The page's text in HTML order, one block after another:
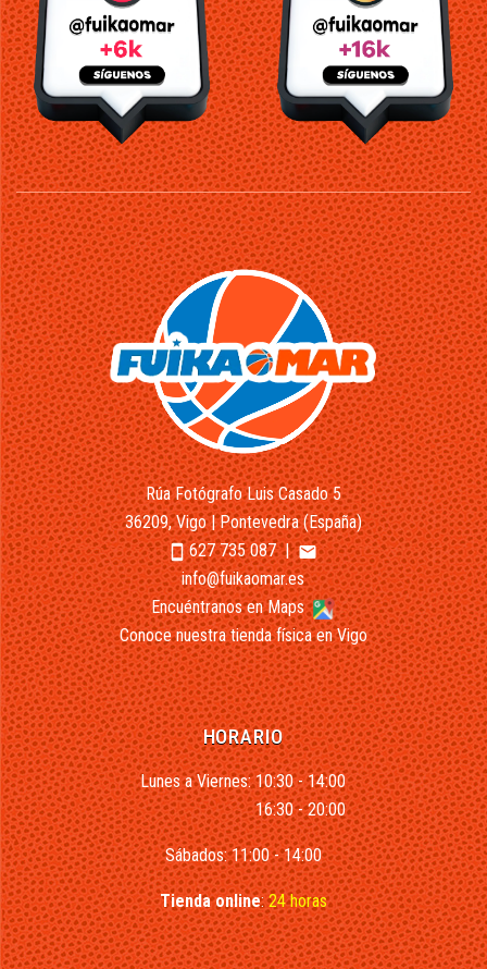
Rúa Fotógrafo Luis Casado 5
36209, Vigo | Pontevedra (España)
smartphone627 735 087|email
info@fuikaomar.es
Encuéntranos en Maps
Conoce nuestra tienda física en Vigo
HORARIO
Lunes a Viernes: 10:30 - 14:00
16:30 - 20:00
Sábados: 11:00 - 14:00
Tienda online:24 horas